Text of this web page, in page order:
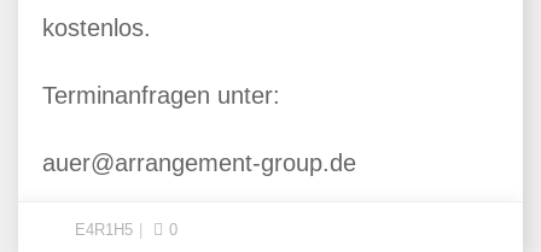
kostenlos.
Terminanfragen unter:
auer@arrangement-group.de
E4R1H5 0